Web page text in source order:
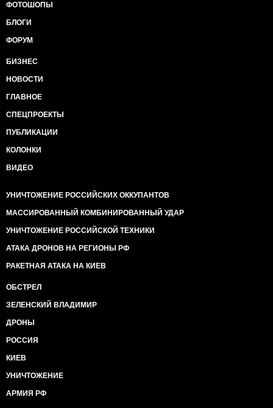
ФОТОШОПЫ
БЛОГИ
ФОРУМ
БИЗНЕС
НОВОСТИ
ГЛАВНОЕ
СПЕЦПРОЕКТЫ
ПУБЛИКАЦИИ
КОЛОНКИ
ВИДЕО
УНИЧТОЖЕНИЕ РОССИЙСКИХ ОККУПАНТОВ
МАССИРОВАННЫЙ КОМБИНИРОВАННЫЙ УДАР
УНИЧТОЖЕНИЕ РОССИЙСКОЙ ТЕХНИКИ
АТАКА ДРОНОВ НА РЕГИОНЫ РФ
РАКЕТНАЯ АТАКА НА КИЕВ
ОБСТРЕЛ
ЗЕЛЕНСКИЙ ВЛАДИМИР
ДРОНЫ
РОССИЯ
КИЕВ
УНИЧТОЖЕНИЕ
АРМИЯ РФ